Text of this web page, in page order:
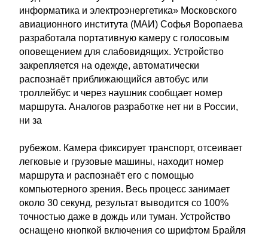
информатика и электроэнергетика» Московского
авиационного института (МАИ) Софья Воропаева
разработала портативную камеру с голосовым
оповещением для слабовидящих. Устройство
закрепляется на одежде, автоматически
распознаёт приближающийся автобус или
троллейбус и через наушник сообщает номер
маршрута. Аналогов разработке нет ни в России,
ни за
рубежом. Камера фиксирует транспорт, отсеивает
легковые и грузовые машины, находит номер
маршрута и распознаёт его с помощью
компьютерного зрения. Весь процесс занимает
около 30 секунд, результат выводится со 100%
точностью даже в дождь или туман. Устройство
оснащено кнопкой включения со шрифтом Брайля